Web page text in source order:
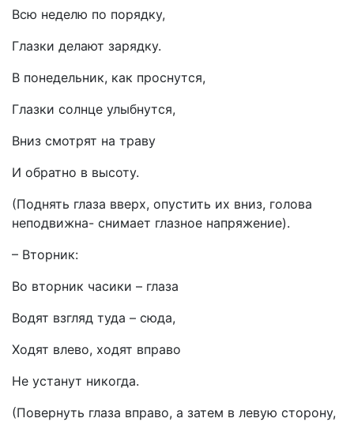
Всю неделю по порядку,
Глазки делают зарядку.
В понедельник, как проснутся,
Глазки солнце улыбнутся,
Вниз смотрят на траву
И обратно в высоту.
(Поднять глаза вверх, опустить их вниз, голова
неподвижна- снимает глазное напряжение).
– Вторник:
Во вторник часики – глаза
Водят взгляд туда – сюда,
Ходят влево, ходят вправо
Не устанут никогда.
(Повернуть глаза вправо, а затем в левую сторону,